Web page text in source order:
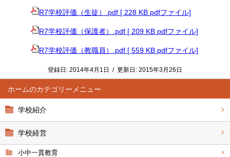
ホーム
学校紹介
学校経営
小中一貫教育
R7学校評価（生徒）.pdf [ 228 KB pdfファイル]
R7学校評価（保護者）.pdf [ 209 KB pdfファイル]
R7学校評価（教職員）.pdf [ 559 KB pdfファイル]
登録日: 2014年4月1日 / 更新日: 2015年3月26日